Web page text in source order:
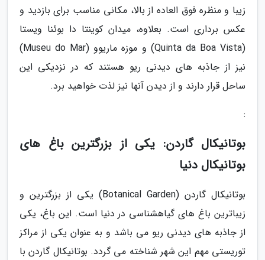
زیبا و منظره فوق العاده از بالا، مکانی مناسب برای بازدید و
عکس برداری است. بعلاوه، میدان کوینتا دا بوئنا ویستا
(Quinta da Boa Vista) و موزه ماریوو (Museu do Mar)
نیز از جاذبه های دیدنی ریو هستند که در نزدیکی این
ساحل قرار دارند و از دیدن آنها نیز لذت خواهید برد.
:
بوتانیکال گاردن: یکی از بزرگترین باغ های
بوتانیکال دنیا
بوتانیکال گاردن (Botanical Garden) یکی از بزرگترین و
زیباترین باغ های گیاهشناسی در دنیا است. این باغ، یکی
از جاذبه های دیدنی ریو می باشد و به عنوان یکی از مراکز
توریستی مهم این شهر شناخته می گردد. بوتانیکال گاردن با